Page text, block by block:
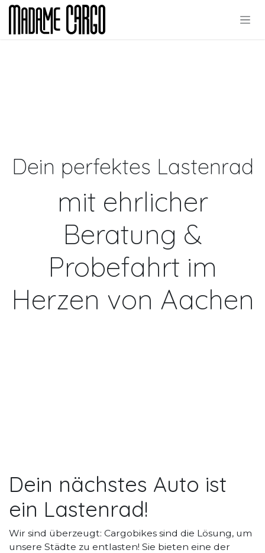
Zum Inhalt springen
Dein perfektes Lastenrad
mit ehrlicher
Beratung &
Probefahrt im
Herzen von Aachen
Dein nächstes Auto ist
ein Lastenrad!
Wir sind überzeugt: Cargobikes sind die Lösung, um
unsere Städte zu entlasten! Sie bieten eine der